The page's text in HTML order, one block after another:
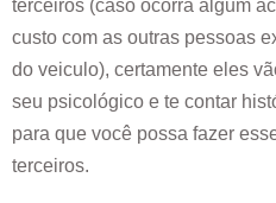
terceiros (caso ocorra algum
custo com as outras pessoas
do veiculo), certamente eles
seu psicológico e te contar
para que você possa fazer
terceiros.